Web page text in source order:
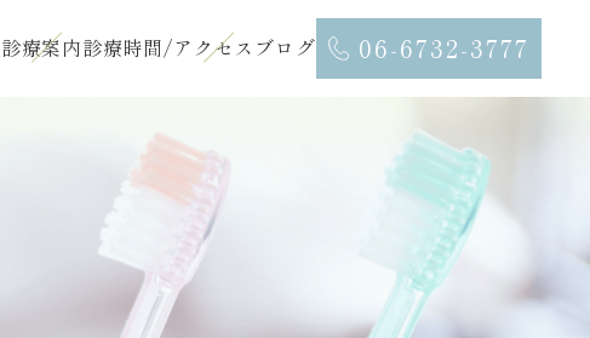
診療案内診療時間/アクセス ブログ 06-6732-3777